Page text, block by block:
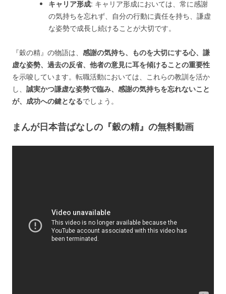
キャリア形成: キャリア形成においては、常に感謝
の気持ちを忘れず、自分の行動に責任を持ち、謙虚
な姿勢で成長し続けることが大切です。
『穀の精』の物語は、 感謝の気持ち、ものを大切にする心、謙
虚な姿勢、過去の反省、他者の意見に耳を傾けることの重要性
を示唆しています。転職活動においては、これらの教訓を活か
し、 誠実かつ謙虚な姿勢で臨み、感謝の気持ちを忘れないこと
が、成功への鍵となるでしょう。
まんが日本昔ばなしの『穀の精』の無料動画